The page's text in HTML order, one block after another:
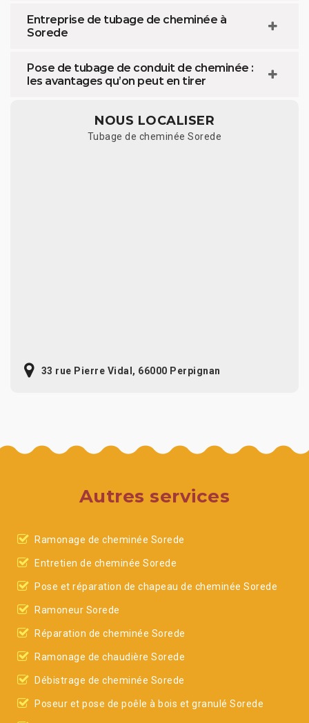
Entreprise de tubage de cheminée à
Sorede
Pose de tubage de conduit de cheminée :
les avantages qu’on peut en tirer
NOUS LOCALISER
Tubage de cheminée Sorede
33 rue Pierre Vidal, 66000 Perpignan
Autres services
Ramonage de cheminée Sorede
Entretien de cheminée Sorede
Pose et réparation de chapeau de cheminée Sorede
Ramoneur Sorede
Réparation de cheminée Sorede
Ramonage de chaudière Sorede
Débistrage de cheminée Sorede
Poseur et pose de poêle à bois et granulé Sorede